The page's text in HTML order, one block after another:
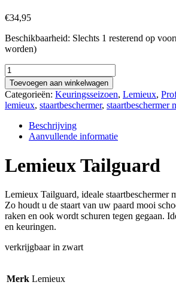
€34,95
Beschikbaarheid: Slechts 1 resterend op
worden)
Lemieux
Tailguard
aantal
Toevoegen aan winkelwagen
Categorieën: Keuringsseizoen, Lemieux,
lemieux, staartbeschermer, staartbeschermer
Beschrijving
Aanvullende informatie
Lemieux Tailguard
Lemieux Tailguard, ideale staartbeschermer
Zo houdt u de staart van uw paard mooi
raken en ook wordt schuren tegen gegaan.
en keuringen.
verkrijgbaar in zwart
Merk Lemieux